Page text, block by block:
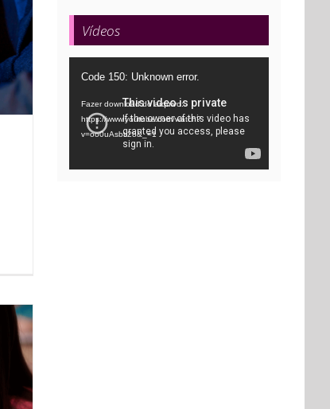
Vídeos
Tocador
vídeo
Code 150: Unknown error.
Fazer download do arquivo:
https://www.youtube.com/watch?
v=oo0uAsbti28&_=1